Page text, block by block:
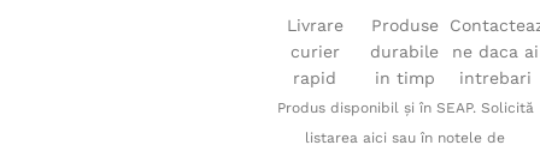
Livrare
curier
rapid
Produse
durabile
in timp
ne daca ai
intrebari
Produs disponibil și în SEAP. Solicită
listarea aici sau în notele de